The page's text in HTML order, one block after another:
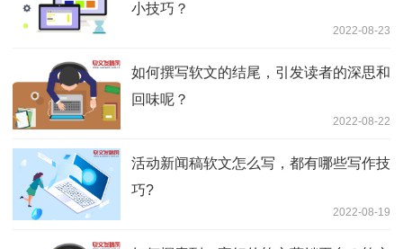
小技巧？
2022-08-23
如何撰写软文的结尾，引发读者的深思和
回味呢？
2022-08-22
活动新闻稿软文怎么写，都有哪些写作技
巧?
2022-08-19